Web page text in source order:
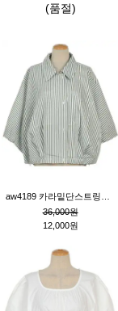
(품절)
36,000원
12,000원